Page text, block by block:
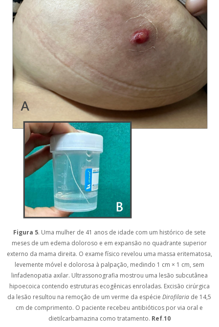
Figura 5. Uma mulher de 41 anos de idade com um histórico de sete
meses de um edema doloroso e em expansão no quadrante superior
externo da mama direita. O exame físico revelou uma massa eritematosa,
levemente móvel e dolorosa à palpação, medindo 1 cm × 1 cm, sem
linfadenopatia axilar. Ultrassonografia mostrou uma lesão subcutânea
hipoecoica contendo estruturas ecogênicas enroladas. Excisão cirúrgica
da lesão resultou na remoção de um verme da espécieDirofilaria de 14,5
cm de comprimento. O paciente recebeu antibióticos por via oral e
dietilcarbamazina como tratamento. Ref.10